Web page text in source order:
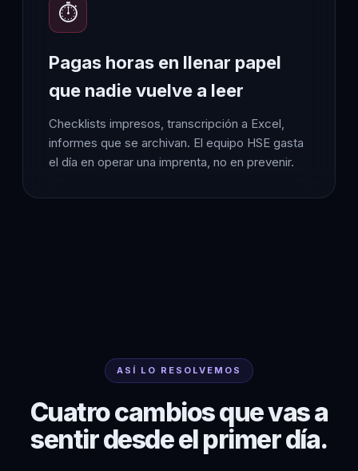
⏱️
Pagas horas en llenar papel
que nadie vuelve a leer
Checklists impresos, transcripción a Excel,
informes que se archivan. El equipo HSE gasta
el día en operar una imprenta, no en prevenir.
ASÍ LO RESOLVEMOS
Cuatro cambios que vas a
sentir desde el primer día.